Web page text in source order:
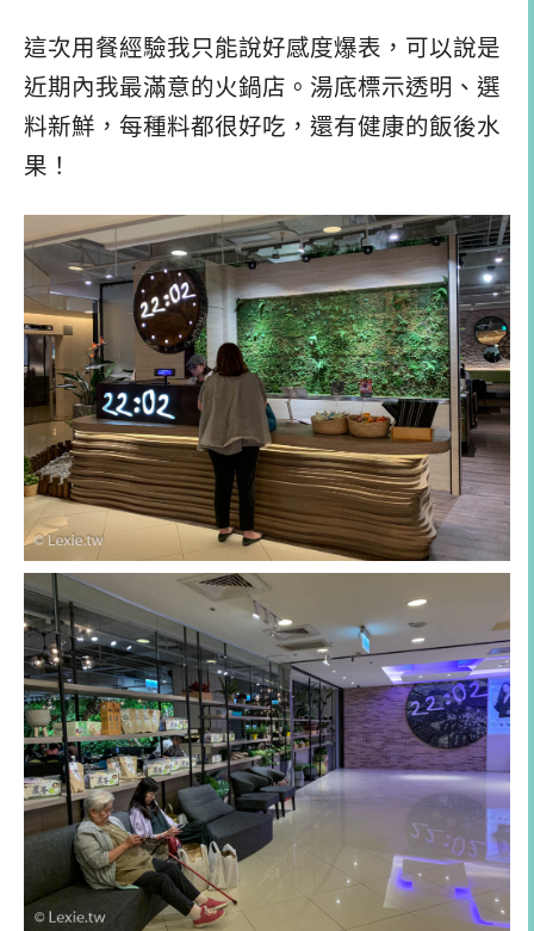
這次用餐經驗我只能說好感度爆表，可以說是
近期內我最滿意的火鍋店。湯底標示透明、選
料新鮮，每種料都很好吃，還有健康的飯後水
果！